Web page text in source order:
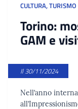
CULTURA,TURISMO
Torino:
GAM e
Il 30/11/2024
Nell’anno